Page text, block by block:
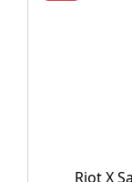
Riot X